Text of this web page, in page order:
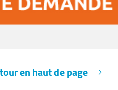
en haut de page